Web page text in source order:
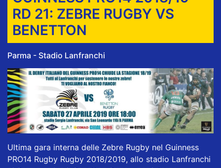
RD 21: ZEBRE RUGBY VS
BENETTON
Parma - Stadio Lanfranchi
Ultima gara interna delle Zebre Rugby nel Guinness
PRO14 Rugby Rugby 2018/2019, allo stadio Lanfranchi